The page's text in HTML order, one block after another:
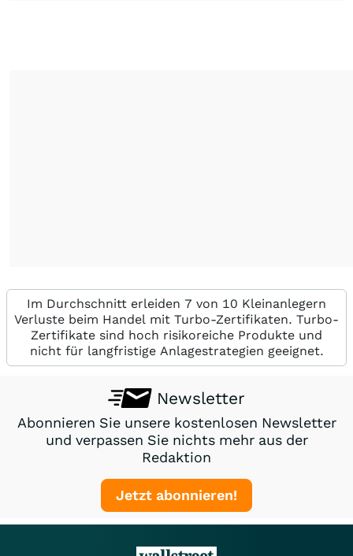
Im Durchschnitt erleiden 7 von 10 Kleinanlegern
Verluste beim Handel mit Turbo-Zertifikaten. Turbo-
Zertifikate sind hoch risikoreiche Produkte und
nicht für langfristige Anlagestrategien geeignet.
Newsletter
Abonnieren Sie unsere kostenlosen Newsletter
und verpassen Sie nichts mehr aus der
Redaktion
Jetzt abonnieren!